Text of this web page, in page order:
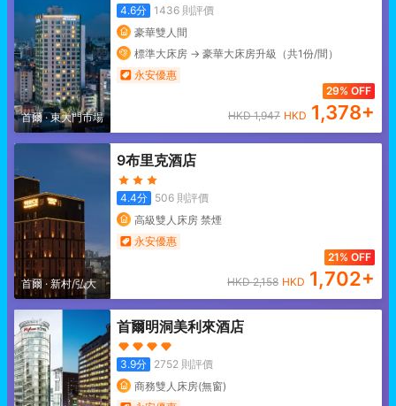
首爾·東大門市場
4.6分 1436則評價
豪華雙人間
標準大床房 -> 豪華大床房升級（共1份/間）
永安優惠
29% OFF
HKD1,947 HKD 1,378+
首爾· 新村/弘大
9布里克酒店
4.4分 506則評價
高級雙人床房 禁煙
永安優惠
21% OFF
HKD2,158 HKD 1,702+
首爾明洞美利來酒店
3.9分 2752 則評價
商務雙人床房(無窗)